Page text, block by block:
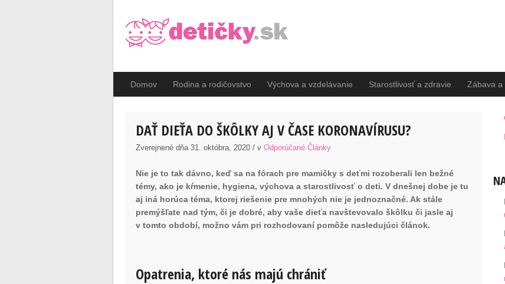
Domov Rodina a rodičovstvo Výchova a vzdelávanie Starostlivosť a zdravie Zábava a
DAŤ DIEŤA DO ŠKÔLKY AJ V ČASE KORONAVÍRUSU?
Zverejnené dňa 31. októbra, 2020 / vOdporúčané Články
Nie je to tak dávno, keď sa na fórach pre mamičky s deťmi rozoberali len bežné
témy, ako je kŕmenie, hygiena, výchova a starostlivosť o deti. V dnešnej dobe je tu
aj iná horúca téma, ktorej riešenie pre mnohých nie je jednoznačné. Ak stále
premýšľate nad tým, či je dobré, aby vaše dieťa navštevovalo škôlku či jasle aj
v tomto období, možno vám pri rozhodovaní pomôže nasledujúci článok.
Opatrenia, ktoré nás majú chrániť